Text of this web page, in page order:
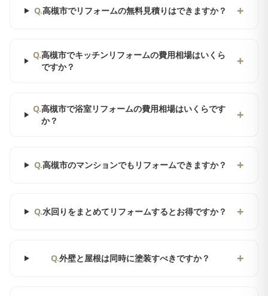
Q.高槻市でリフォームの無料見積りはできますか？ +
Q.高槻市でキッチンリフォームの費用相場はいくら
ですか？
+
Q.高槻市で浴室リフォームの費用相場はいくらです
か？
+
Q.高槻市のマンションでもリフォームできますか？ +
Q.水回りをまとめてリフォームするとお得ですか？ +
Q.外壁と屋根は同時に塗装すべきですか？ +